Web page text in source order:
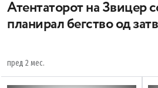
Атентаторот на Звицер
планирал бегство од
пред 2 мес.